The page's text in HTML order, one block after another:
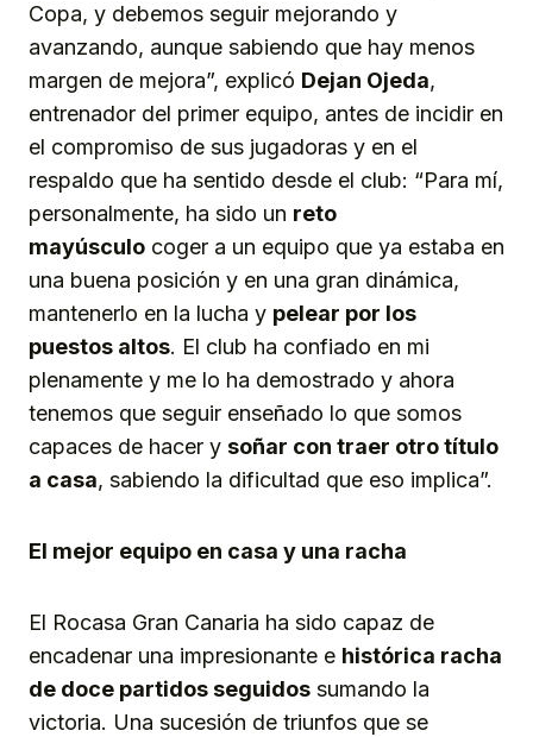
Copa, y debemos seguir mejorando y
avanzando, aunque sabiendo que hay menos
margen de mejora”, explicó Dejan Ojeda,
entrenador del primer equipo, antes de incidir en
el compromiso de sus jugadoras y en el
respaldo que ha sentido desde el club: “Para mí,
personalmente, ha sido un reto
mayúsculo coger a un equipo que ya estaba en
una buena posición y en una gran dinámica,
mantenerlo en la lucha y pelear por los
puestos altos. El club ha confiado en mi
plenamente y me lo ha demostrado y ahora
tenemos que seguir enseñado lo que somos
capaces de hacer y soñar con traer otro título
a casa, sabiendo la dificultad que eso implica”.
El mejor equipo en casa y una racha
El Rocasa Gran Canaria ha sido capaz de
encadenar una impresionante e histórica racha
de doce partidos seguidos sumando la
victoria. Una sucesión de triunfos que se